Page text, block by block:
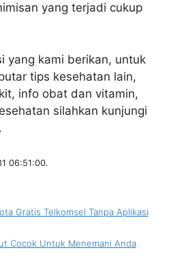
yang terjadi cukup
yang kami berikan, untuk
tips kesehatan lain,
info obat dan vitamin,
silahkan kunjungi
06:51:00.
Gratis Telkomsel Tanpa Aplikasi
Cocok Untuk Menemani Anda